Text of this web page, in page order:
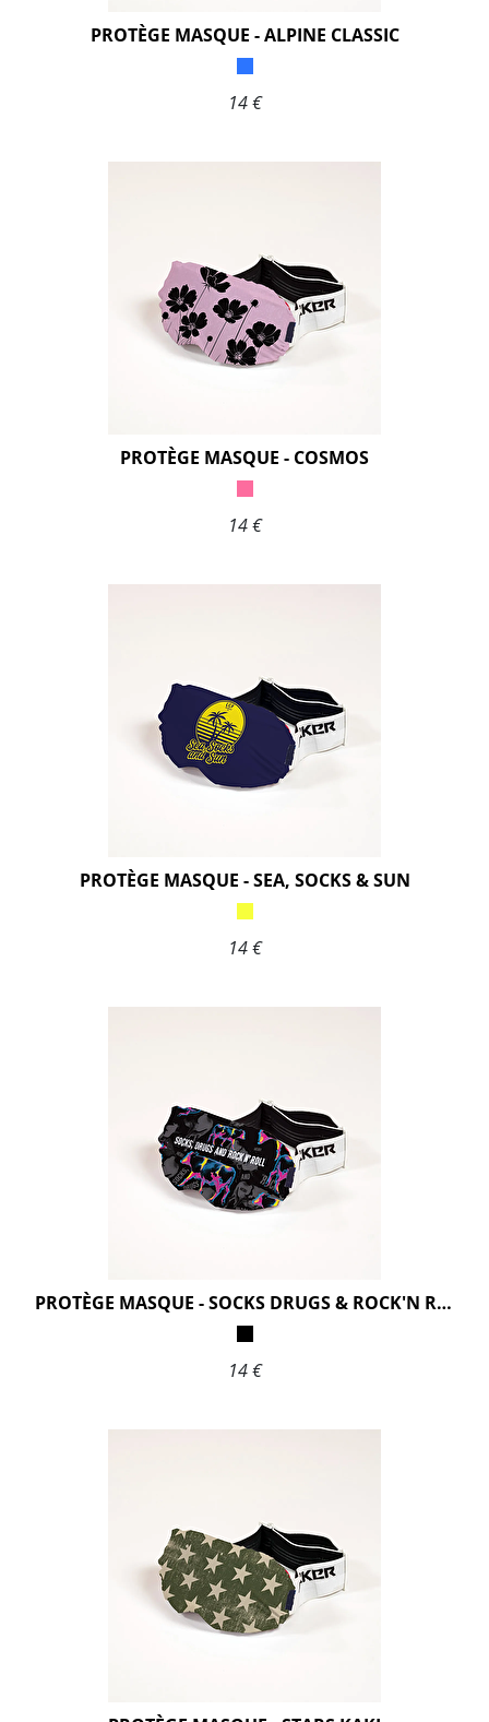
PROTÈGE MASQUE - ALPINE CLASSIC
14 €
PROTÈGE MASQUE - COSMOS
14 €
PROTÈGE MASQUE - SEA, SOCKS & SUN
14 €
PROTÈGE MASQUE - SOCKS DRUGS & ROCK'N ROLL BLACK
14 €